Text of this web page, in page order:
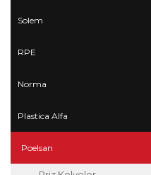
Solem
RPE
Norma
Plastica Alfa
Poelsan